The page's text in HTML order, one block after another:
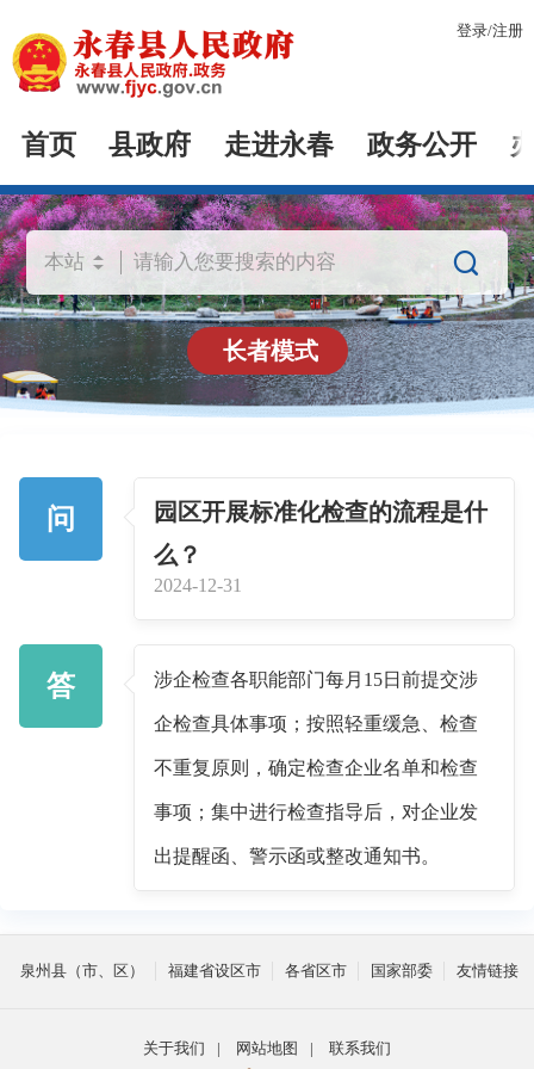
登录/注册
首页 县政府 走进永春 政务公开

长者模式
问
园区开展标准化检查的流程是什
么？
2024-12-31
答 涉企检查各职能部门每月 15日前提交涉
企检查具体事项；按照轻重缓急、检查
不重复原则，确定检查企业名单和检查
事项；集中进行检查指导后，对企业发
出提醒函、警示函或整改通知书。
泉州县（市、区） 福建省设区市 各省区市 国家部委 友情链接
关于我们 | 网站地图 | 联系我们